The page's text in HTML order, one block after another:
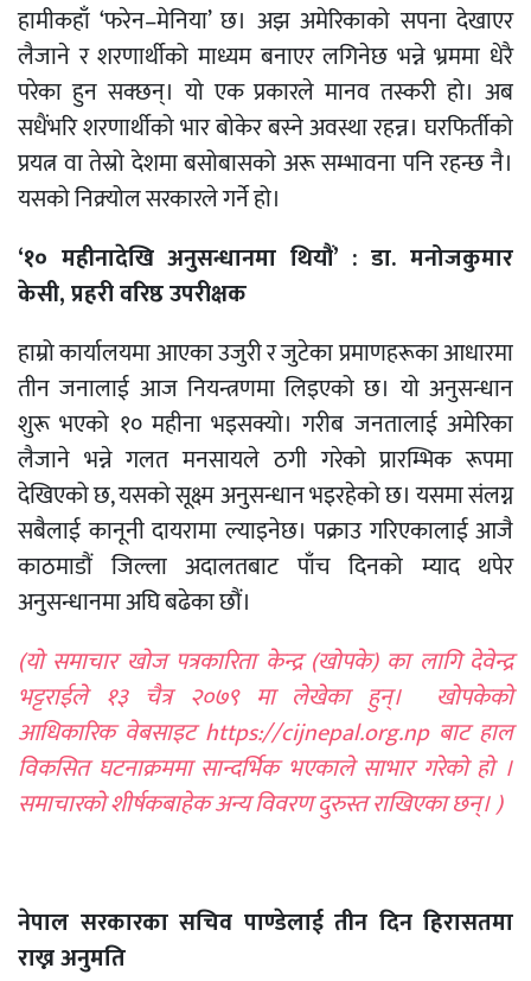
हामीकहाँ ‘फरेन–मेनिया’ छ। अझ अमेरिकाको सपना देखाएर
लैजाने र शरणार्थीको माध्यम बनाएर लगिनेछ भन्ने भ्रममा धेरै
परेका हुन सक्छन्। यो एक प्रकारले मानव तस्करी हो। अब
सधैंभरि शरणार्थीको भार बोकेर बस्ने अवस्था रहन्न। घरफिर्तीको
प्रयत्न वा तेस्रो देशमा बसोबासको अरू सम्भावना पनि रहन्छ नै।
यसको निक्र्योल सरकारले गर्ने हो।
‘१० महीनादेखि अनुसन्धानमा थियौं’ : डा. मनोजकुमार
केसी, प्रहरी वरिष्ठ उपरीक्षक
हाम्रो कार्यालयमा आएका उजुरी र जुटेका प्रमाणहरूका आधारमा
तीन जनालाई आज नियन्त्रणमा लिइएको छ। यो अनुसन्धान
शुरू भएको १० महीना भइसक्यो। गरीब जनतालाई अमेरिका
लैजाने भन्ने गलत मनसायले ठगी गरेको प्रारम्भिक रूपमा
देखिएको छ, यसको सूक्ष्म अनुसन्धान भइरहेको छ। यसमा संलग्न
सबैलाई कानूनी दायरामा ल्याइनेछ। पक्राउ गरिएकालाई आजै
काठमाडौं जिल्ला अदालतबाट पाँच दिनको म्याद थपेर
अनुसन्धानमा अघि बढेका छौं।
(यो समाचार खोज पत्रकारिता केन्द्र (खोपके) का लागि देवेन्द्र
भट्टराईले १३ चैत्र २०७९ मा लेखेका हुन्। खोपकेको
आधिकारिक वेबसाइट https://cijnepal.org.np बाट हाल
विकसित घटनाक्रममा सान्दर्भिक भएकाले साभार गरेको हो ।
समाचारको शीर्षकबाहेक अन्य विवरण दुरुस्त राखिएका छन्। )
नेपाल सरकारका सचिव पाण्डेलाई तीन दिन हिरासतमा
राख्न अनुमति